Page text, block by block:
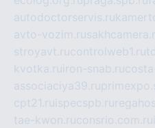
autodoctorservis.ru
avto-vozim.ru
stroyavt.rucontrolweb1.ru
kvotka.ru iron-snab.ru
associaciya39.ru
cpt21.ru ispecspb.ru
tae-kwon.ruconsrio.com.ru